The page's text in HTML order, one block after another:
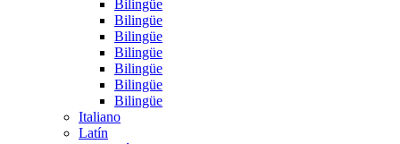
Bilingüe
Bilingüe
Bilingüe
Bilingüe
Bilingüe
Bilingüe
Bilingüe
Italiano
Latín